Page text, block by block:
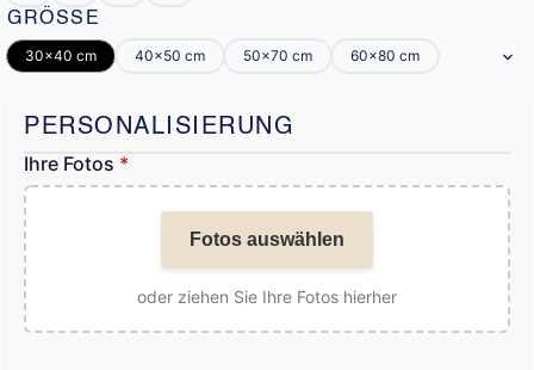
GRÖSSE
30x40 cm 40x50 cm 50x70 cm 60x80 cm
PERSONALISIERUNG
Ihre Fotos *
Fotos auswählen
oder ziehen Sie Ihre Fotos hierher